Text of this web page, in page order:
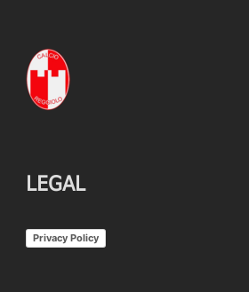
LEGAL
Privacy Policy